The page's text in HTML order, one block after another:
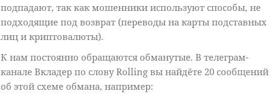
подпадают, так как мошенники используют способы, не
подходящие под возврат (переводы на карты подставных
лиц и криптовалюты).
К нам постоянно обращаются обманутые. В телеграм-
канале Вкладер по слову Rolling вы найдёте 20 сообщений
об этой схеме обмана, например: